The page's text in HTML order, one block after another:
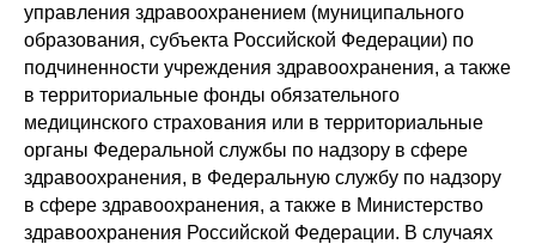
управления здравоохранением (муниципального
образования, субъекта Российской Федерации) по
подчиненности учреждения здравоохранения, а также
в территориальные фонды обязательного
медицинского страхования или в территориальные
органы Федеральной службы по надзору в сфере
здравоохранения, в Федеральную службу по надзору
в сфере здравоохранения, а также в Министерство
здравоохранения Российской Федерации. В случаях